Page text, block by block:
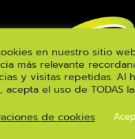
2026 | DERECHOS
en nuestro sitio
más relevante
y visitas repetidas. Al
acepta el uso de TODAS
de cookies